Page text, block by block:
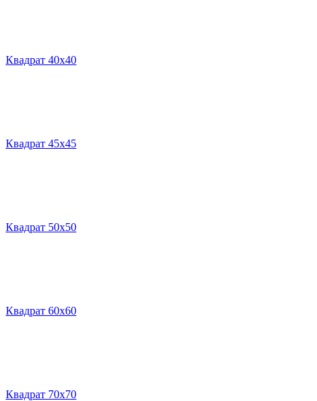
Квадрат 40х40
Квадрат 45х45
Квадрат 50х50
Квадрат 60х60
Квадрат 70х70